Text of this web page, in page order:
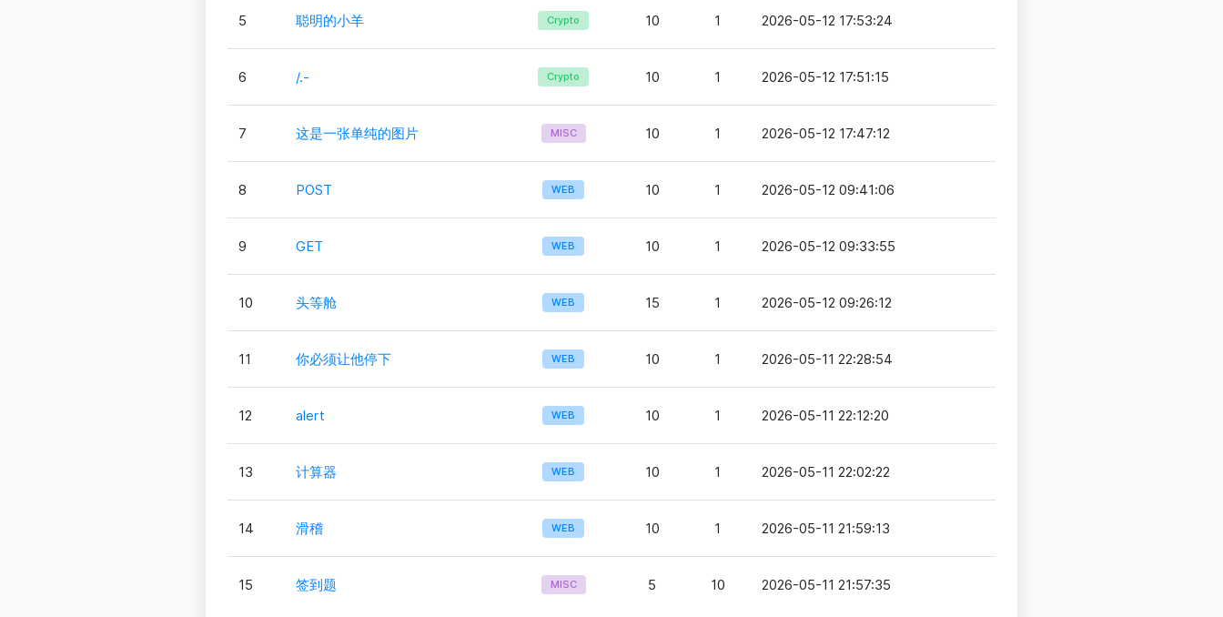
5 聪明的小羊 Crypto 10 1 2026-05-12 17:53:24
6 /.- Crypto 10 1 2026-05-12 17:51:15
7 这是一张单纯的图片 MISC 10 1 2026-05-12 17:47:12
8 POST WEB 10 1 2026-05-12 09:41:06
9 GET WEB 10 1 2026-05-12 09:33:55
10 头等舱 WEB 15 1 2026-05-12 09:26:12
11 你必须让他停下 WEB 10 1 2026-05-11 22:28:54
12 alert WEB 10 1 2026-05-11 22:12:20
13 计算器 WEB 10 1 2026-05-11 22:02:22
14 滑稽 WEB 10 1 2026-05-11 21:59:13
15 签到题 MISC 5 10 2026-05-11 21:57:35